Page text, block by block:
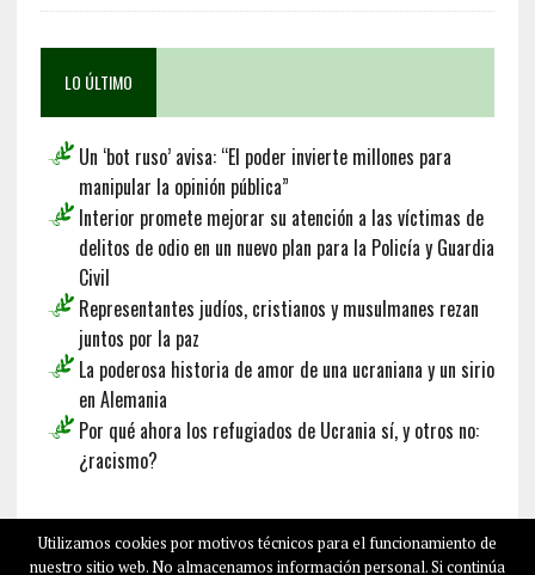
LO ÚLTIMO
Un ‘bot ruso’ avisa: “El poder invierte millones para
manipular la opinión pública”
Interior promete mejorar su atención a las víctimas de
delitos de odio en un nuevo plan para la Policía y Guardia
Civil
Representantes judíos, cristianos y musulmanes rezan
juntos por la paz
La poderosa historia de amor de una ucraniana y un sirio
en Alemania
Por qué ahora los refugiados de Ucrania sí, y otros no:
¿racismo?
English
Deutsch
Français
Utilizamos cookies por motivos técnicos para el funcionamiento de
nuestro sitio web. No almacenamos información personal. Si continúa